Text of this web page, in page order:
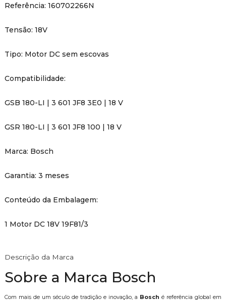
Referência: 160702266N
Tensão: 18V
Tipo: Motor DC sem escovas
Compatibilidade:
GSB 180-LI | 3 601 JF8 3E0 | 18 V
GSR 180-LI | 3 601 JF8 100 | 18 V
Marca: Bosch
Garantia: 3 meses
Conteúdo da Embalagem:
1 Motor DC 18V 19F81/3
Descrição da Marca
Sobre a Marca Bosch
Com mais de um século de tradição e inovação, a Bosch é referência global em